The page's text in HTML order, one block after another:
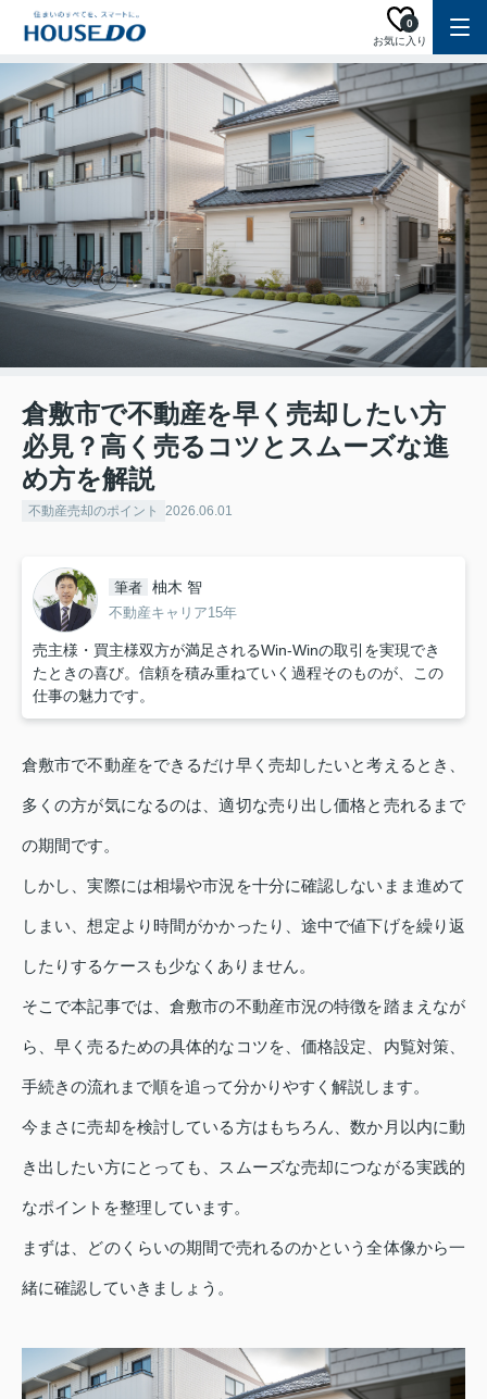
お気に入り
0
倉敷市で不動産を早く売却したい方
必見？高く売るコツとスムーズな進
め方を解説
不動産売却のポイント 2026.06.01
筆者 柚木 智
不動産キャリア15年
売主様・買主様双方が満足されるWin-Winの取引を実現でき
たときの喜び。信頼を積み重ねていく過程そのものが、この
仕事の魅力です。
倉敷市で不動産をできるだけ早く売却したいと考えるとき、
多くの方が気になるのは、適切な売り出し価格と売れるまで
の期間です。
しかし、実際には相場や市況を十分に確認しないまま進めて
しまい、想定より時間がかかったり、途中で値下げを繰り返
したりするケースも少なくありません。
そこで本記事では、倉敷市の不動産市況の特徴を踏まえなが
ら、早く売るための具体的なコツを、価格設定、内覧対策、
手続きの流れまで順を追って分かりやすく解説します。
今まさに売却を検討している方はもちろん、数か月以内に動
き出したい方にとっても、スムーズな売却につながる実践的
なポイントを整理しています。
まずは、どのくらいの期間で売れるのかという全体像から一
緒に確認していきましょう。